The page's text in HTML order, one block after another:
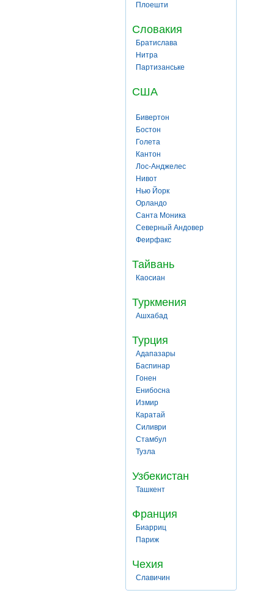
Плоешти
Словакия
Братислава
Нитра
Партизанське
США
Бивертон
Бостон
Голета
Кантон
Лос-Анджелес
Нивот
Нью Йорк
Орландо
Санта Моника
Северный Андовер
Феирфакс
Тайвань
Каосиан
Туркмения
Ашхабад
Турция
Адапазары
Баспинар
Гонен
Енибосна
Измир
Каратай
Силиври
Стамбул
Тузла
Узбекистан
Ташкент
Франция
Биарриц
Париж
Чехия
Славичин